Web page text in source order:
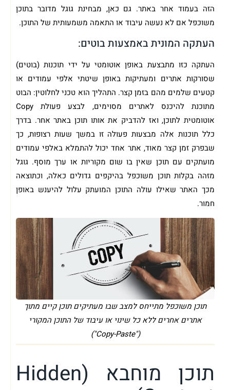
הזה בעמוד אחר באתר. גם כאן, מבחינת גוגל מדובר בתוכן
משוכפל אם לא נעשה עיבוד או התאמה משמעותית של התוכן.
העתקה המונית באמצעות בוטים:
העתקה כזו מתבצעת באופן אוטומטי על ידי תוכנות (בוטים)
שסורקות אתרים ומעתיקות באופן שיטתי אלפי עמודים או
קטעים שלמים מהם בזמן קצר. התהליך הוא טכני לחלוטין: הבוט
מתוכנת להיכנס לאתרים מסוימים, לבצע פעולת Copy
אוטומטית לתוכן, ואז להדביק את אותו תוכן באתר אחר. בדרך
כלל תוכנות אלה מבצעות פעולה זו במשך שעות רצופות, כך
שבפרק זמן קצר מאוד, אתר אחד יכול להתמלא באלפי עמודים
מועתקים עם תוכן שאין בו שום מקוריות או ערך מוסף. גוגל
מזהה בקלות תוכן משוכפל בהיקפים גדולים כאלה, וכתוצאה
מכך האתר שאילו עולה התוכן המועתק עלול להיענש באופן
חמור.
תוכן משוכפל מתייחס למצב שבו מעתיקים תוכן קיים מתוך
אתרים אחרים ללא כל שינוי או עיבוד של התוכן המקורי
("Copy-Paste")
תוכן מוחבא (Hidden